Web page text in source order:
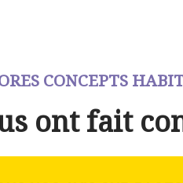
CONCEPTS
ont fait